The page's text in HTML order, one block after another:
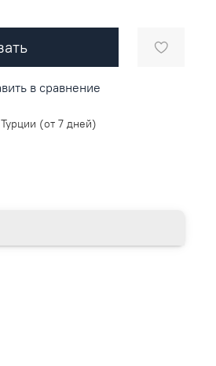
в сравнение
(от 7 дней)